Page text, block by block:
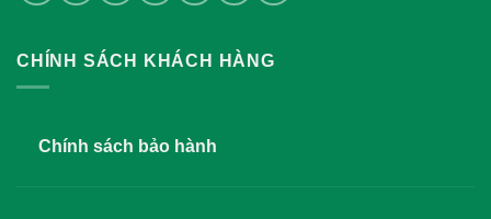
CHÍNH SÁCH KHÁCH HÀNG
Chính sách bảo hành